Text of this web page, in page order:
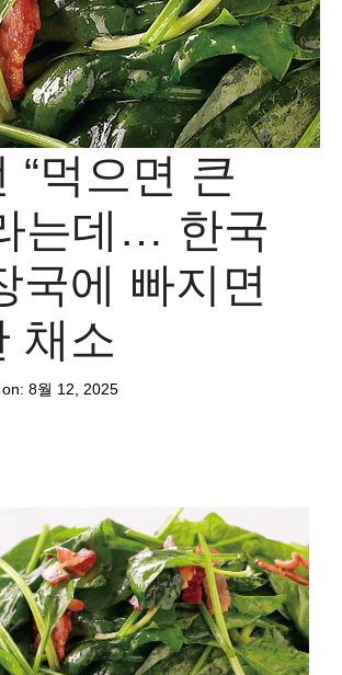
“먹으면 큰
는데… 한국
국에 빠지면
채소
8월 12, 2025